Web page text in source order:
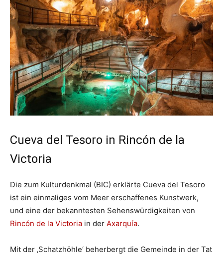
Cueva del Tesoro in Rincón de la
Victoria
Die zum Kulturdenkmal (BIC) erklärte Cueva del Tesoro
ist ein einmaliges vom Meer erschaffenes Kunstwerk,
und eine der bekanntesten Sehenswürdigkeiten von
Rincón de la Victoria in der Axarquía.
Mit der ‚Schatzhöhle‘ beherbergt die Gemeinde in der Tat